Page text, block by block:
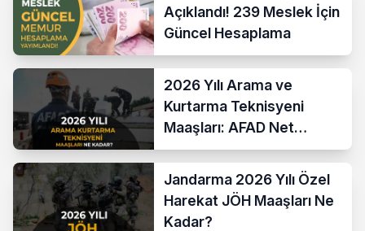
Açıklandı! 239 Meslek İçin
Güncel Hesaplama
2026 Yılı Arama ve
Kurtarma Teknisyeni
Maaşları: AFAD Net
Bordro Tablosu
Jandarma 2026 Yılı Özel
Harekat JÖH Maaşları Ne
Kadar?